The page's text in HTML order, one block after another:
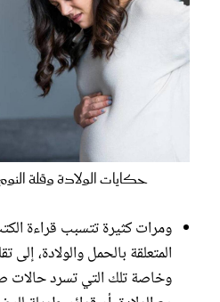
حكايات الولادة وقلة
ومرات كثيرة تتسبب قراءة
المتعلقة بالحمل والولادة،
وخاصة تلك التي تسرد